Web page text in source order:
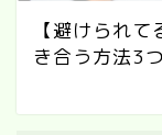
【避けられ
き合う方法3つ